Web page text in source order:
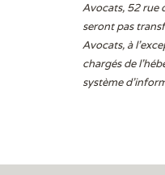
Avocats, 52 rue
seront pas
Avocats, à
chargés de
système